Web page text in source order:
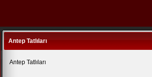
Antep Tatlıları
Antep Tatlıları